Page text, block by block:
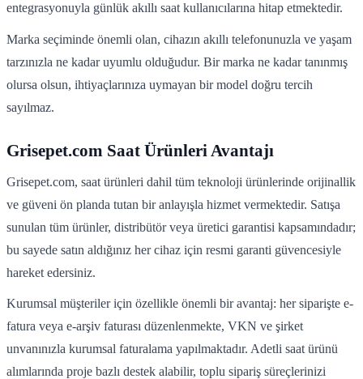
entegrasyonuyla günlük akıllı saat kullanıcılarına hitap etmektedir.
Marka seçiminde önemli olan, cihazın akıllı telefonunuzla ve yaşam
tarzınızla ne kadar uyumlu olduğudur. Bir marka ne kadar tanınmış
olursa olsun, ihtiyaçlarınıza uymayan bir model doğru tercih
sayılmaz.
Grisepet.com Saat Ürünleri Avantajı
Grisepet.com, saat ürünleri dahil tüm teknoloji ürünlerinde orijinallik
ve güveni ön planda tutan bir anlayışla hizmet vermektedir. Satışa
sunulan tüm ürünler, distribütör veya üretici garantisi kapsamındadır;
bu sayede satın aldığınız her cihaz için resmi garanti güvencesiyle
hareket edersiniz.
Kurumsal müşteriler için özellikle önemli bir avantaj: her siparişte e-
fatura veya e-arşiv faturası düzenlenmekte, VKN ve şirket
unvanınızla kurumsal faturalama yapılmaktadır. Adetli saat ürünü
alımlarında proje bazlı destek alabilir, toplu sipariş süreçlerinizi